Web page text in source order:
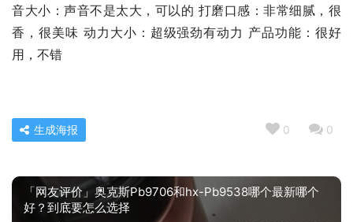
音大小：声音不是太大，可以的 打磨口感：非常细腻，很
香，很美味 动力大小：超级强劲有动力 产品功能：很好
用，不错
0 0
生成海报
「网友评价」奥克斯Pb9706和hx-Pb9538哪个最新哪个
好？到底要怎么选择